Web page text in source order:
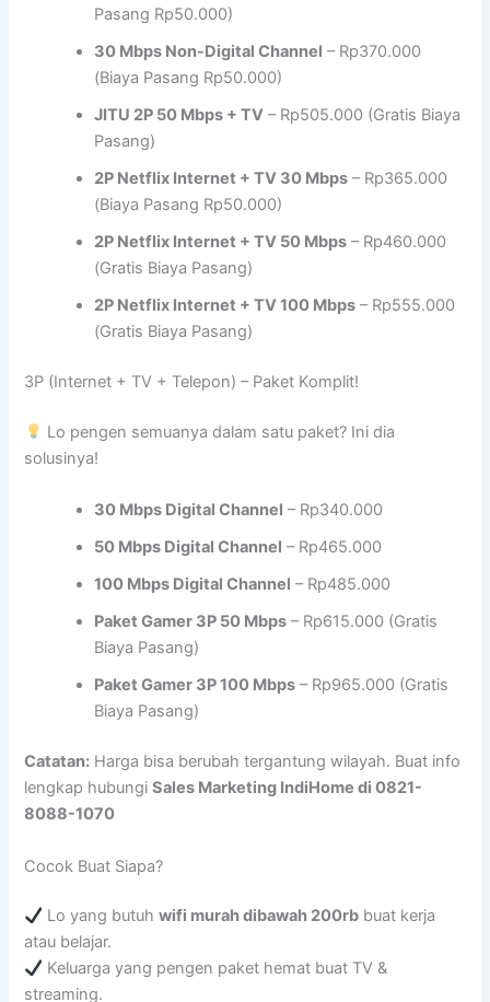
Pasang Rp50.000)
30 Mbps Non-Digital Channel – Rp370.000
(Biaya Pasang Rp50.000)
JITU 2P 50 Mbps + TV – Rp505.000 (Gratis Biaya
Pasang)
2P Netflix Internet + TV 30 Mbps – Rp365.000
(Biaya Pasang Rp50.000)
2P Netflix Internet + TV 50 Mbps – Rp460.000
(Gratis Biaya Pasang)
2P Netflix Internet + TV 100 Mbps – Rp555.000
(Gratis Biaya Pasang)
3P (Internet + TV + Telepon) – Paket Komplit!
Lo pengen semuanya dalam satu paket? Ini dia
solusinya!
30 Mbps Digital Channel – Rp340.000
50 Mbps Digital Channel – Rp465.000
100 Mbps Digital Channel – Rp485.000
Paket Gamer 3P 50 Mbps – Rp615.000 (Gratis
Biaya Pasang)
Paket Gamer 3P 100 Mbps – Rp965.000 (Gratis
Biaya Pasang)
Catatan: Harga bisa berubah tergantung wilayah. Buat info
lengkap hubungiSales Marketing IndiHome di 0821-
8088-1070
Cocok Buat Siapa?
Lo yang butuhwifi murah dibawah 200rb buat kerja
atau belajar.
Keluarga yang pengen paket hemat buat TV &
streaming.